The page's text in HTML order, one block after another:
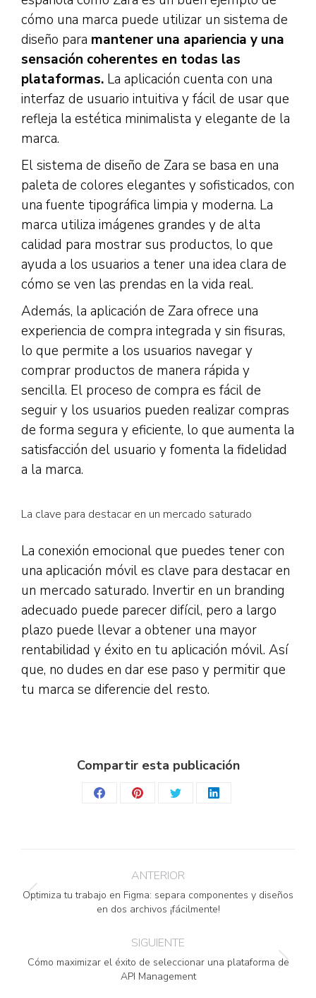
cómo una marca puede utilizar un sistema de
diseño para mantener una apariencia y una
sensación coherentes en todas las
plataformas. La aplicación cuenta con una
interfaz de usuario intuitiva y fácil de usar que
refleja la estética minimalista y elegante de la
marca.
El sistema de diseño de Zara se basa en una
paleta de colores elegantes y sofisticados, con
una fuente tipográfica limpia y moderna. La
marca utiliza imágenes grandes y de alta
calidad para mostrar sus productos, lo que
ayuda a los usuarios a tener una idea clara de
cómo se ven las prendas en la vida real.
Además, la aplicación de Zara ofrece una
experiencia de compra integrada y sin fisuras,
lo que permite a los usuarios navegar y
comprar productos de manera rápida y
sencilla. El proceso de compra es fácil de
seguir y los usuarios pueden realizar compras
de forma segura y eficiente, lo que aumenta la
satisfacción del usuario y fomenta la fidelidad
a la marca.
La clave para destacar en un mercado saturado
La conexión emocional que puedes tener con
una aplicación móvil es clave para destacar en
un mercado saturado. Invertir en un branding
adecuado puede parecer difícil, pero a largo
plazo puede llevar a obtener una mayor
rentabilidad y éxito en tu aplicación móvil. Así
que, no dudes en dar ese paso y permitir que
tu marca se diferencie del resto.
Compartir esta publicación
Share
Share
Share
Share
Navegación
entre
publicaciones
ANTERIOR
Publicación
anterior:
Optimiza tu trabajo en Figma: separa componentes y diseños
en dos archivos ¡fácilmente!
SIGUIENTE
Publicación
siguiente:
Cómo maximizar el éxito de seleccionar una plataforma de
API Management